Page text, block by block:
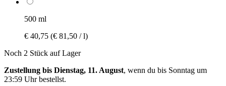
500 ml
€ 40,75 (€ 81,50 / l)
Noch 2 Stück auf Lager
Zustellung bis Dienstag, 11. August, wenn du bis Sonntag um
23:59 Uhrbestellst.